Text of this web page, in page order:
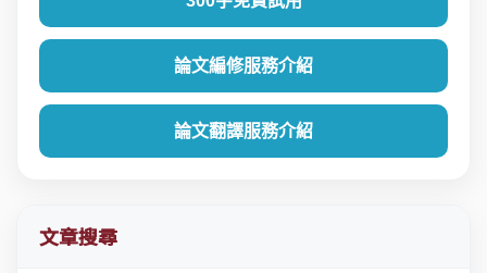
論文編修服務介紹
論文翻譯服務介紹
文章搜尋